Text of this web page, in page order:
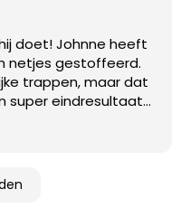
doet! Johnne heeft
netjes gestoffeerd.
trappen, maar dat
super eindresultaat